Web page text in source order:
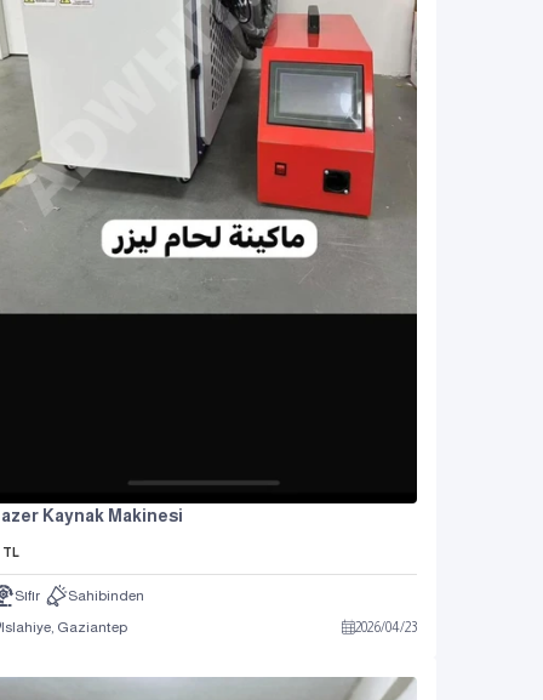
Kaynak Makinesi
TL
Sıfır
Sahibinden
Islahiye, Gaziantep
2026/04/23